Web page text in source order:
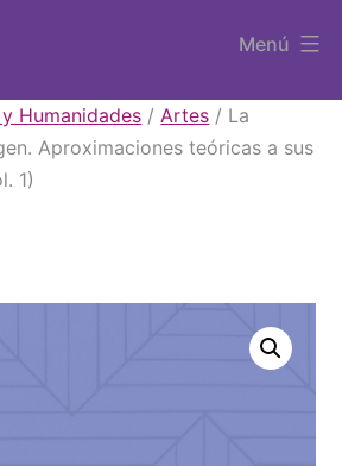
Menú
Humanidades /Artes / La
Aproximaciones teóricas a sus
1)